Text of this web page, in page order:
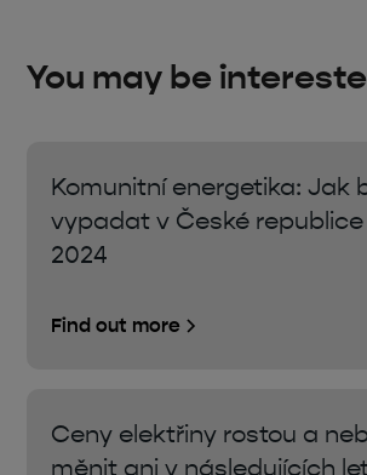
You may be
Komunitní energetika: Jak
vypadat v České
2024
Find out more
Ceny elektřiny rostou a
měnit ani v následujících